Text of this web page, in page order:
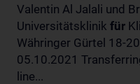
Valentin Al Jalali und
Universitätsklinik für
Währinger Gürtel 18-
05.10.2021
line...